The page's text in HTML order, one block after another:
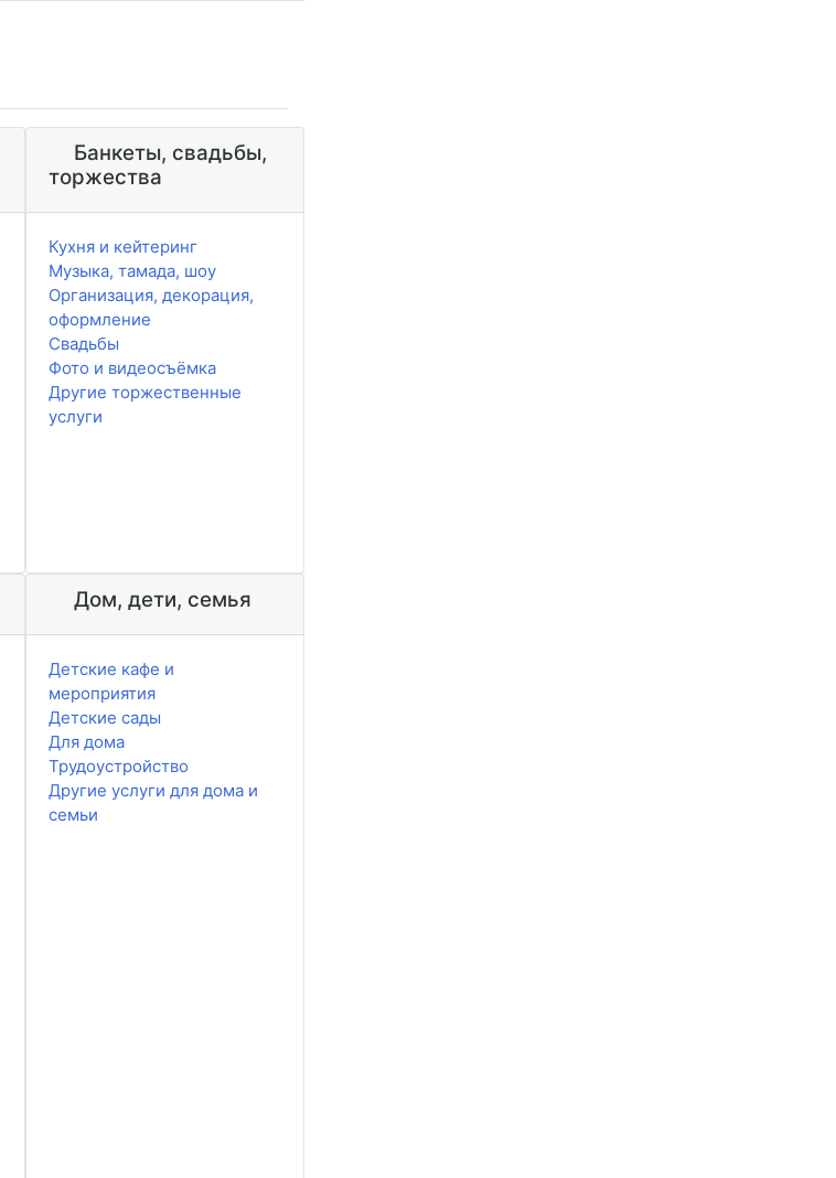
Банкеты, свадьбы,
торжества
Кухня и кейтеринг
Музыка, тамада, шоу
Организация, декорация,
оформление
Свадьбы
Фото и видеосъёмка
Другие торжественные
услуги
Дом, дети, семья
Детские кафе и
мероприятия
Детские сады
Для дома
Трудоустройство
Другие услуги для дома и
семьи